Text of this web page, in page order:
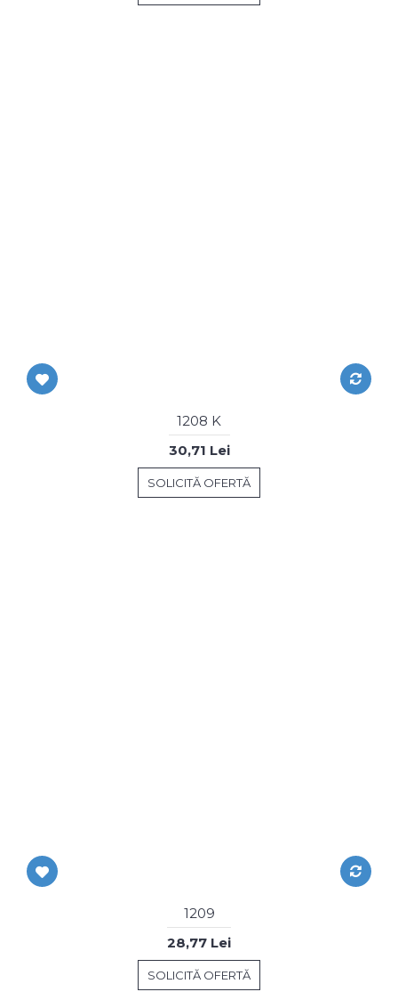
1208 K
30,71 Lei
SOLICITĂ OFERTĂ
1209
28,77 Lei
SOLICITĂ OFERTĂ